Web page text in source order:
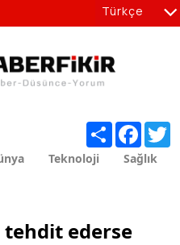
Teknoloji Sağlık
tehdit ederse
Share
Türkçe
en